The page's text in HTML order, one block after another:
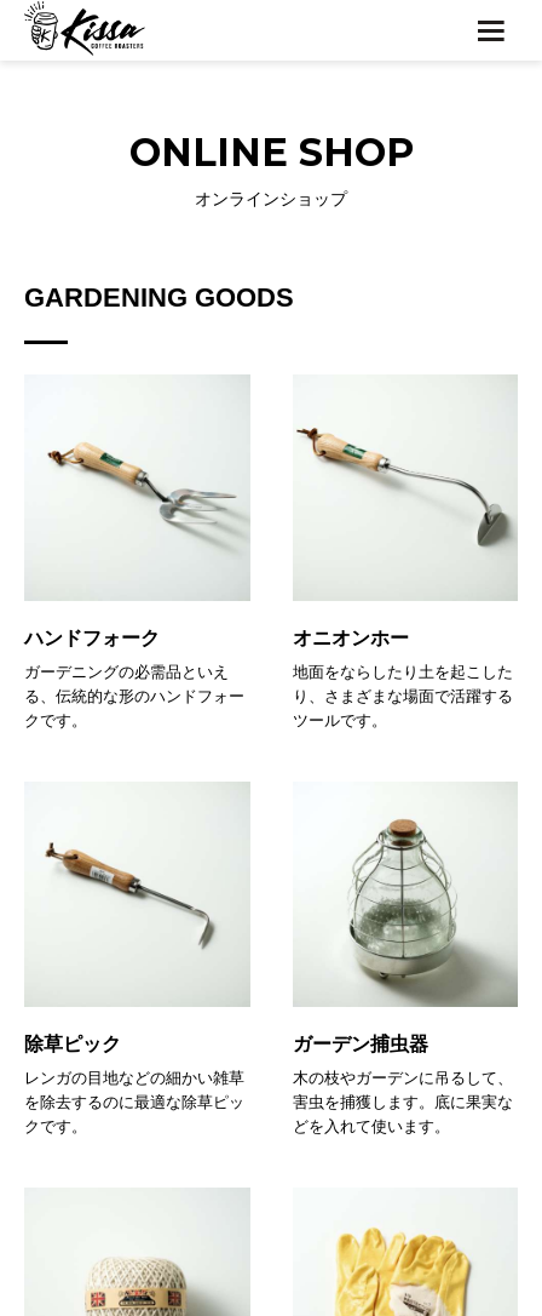
ONLINE SHOP
オンラインショップ
GARDENING GOODS
ハンドフォーク
ガーデニングの必需品といえ
る、伝統的な形のハンドフォー
クです。
オニオンホー
地面をならしたり土を起こした
り、さまざまな場面で活躍する
ツールです。
除草ピック
レンガの目地などの細かい雑草
を除去するのに最適な除草ピッ
クです。
ガーデン捕虫器
木の枝やガーデンに吊るして、
害虫を捕獲します。底に果実な
どを入れて使います。